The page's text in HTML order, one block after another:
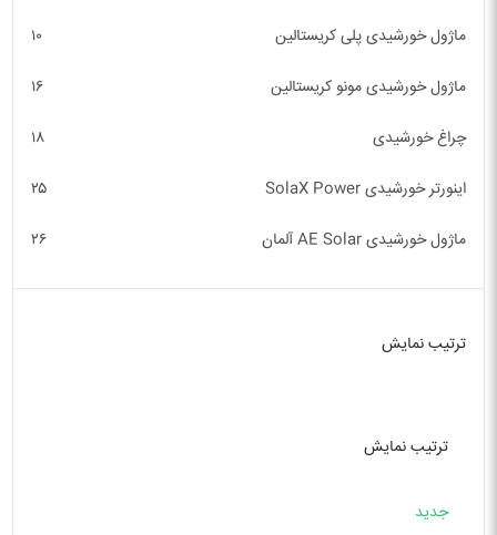
ماژول خورشیدی پلی کریستالین ۱۰
ماژول خورشیدی مونو کریستالین ۱۶
چراغ خورشیدی ۱۸
اینورتر خورشیدی SolaX Power ۲۵
ماژول خورشیدی AE Solar آلمان ۲۶
ترتیب نمایش
ترتیب نمایش
جدید